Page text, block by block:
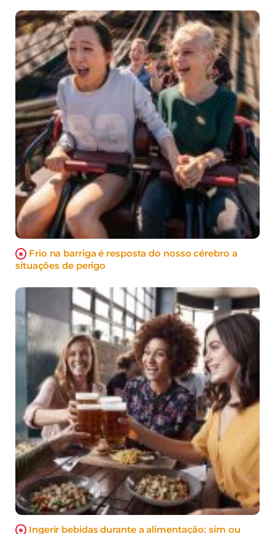
Frio na barriga é resposta do nosso cérebro a
situações de perigo
Ingerir bebidas durante a alimentação: sim ou